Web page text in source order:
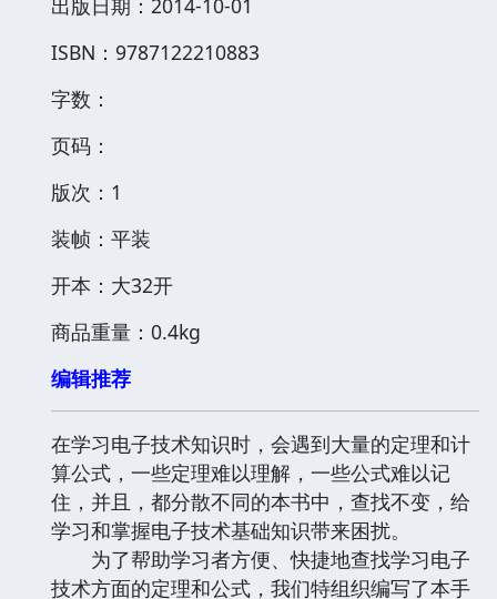
出版日期：2014-10-01
ISBN：9787122210883
字数：
页码：
版次：1
装帧：平装
开本：大32开
商品重量：0.4kg
编辑推荐
在学习电子技术知识时，会遇到大量的定理和计
算公式，一些定理难以理解，一些公式难以记
住，并且，都分散不同的本书中，查找不变，给
学习和掌握电子技术基础知识带来困扰。
为了帮助学习者方便、快捷地查找学习电子
技术方面的定理和公式，我们特组织编写了本手